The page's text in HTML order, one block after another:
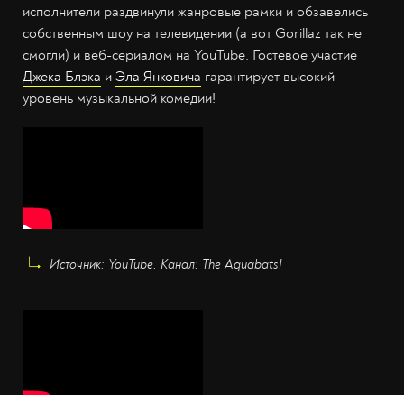
исполнители раздвинули жанровые рамки и обзавелись
собственным шоу на телевидении (а вот Gorillaz так не
смогли) и веб-сериалом на YouTube. Гостевое участие
Джека Блэка и Эла Янковича гарантирует высокий
уровень музыкальной комедии!
Источник: YouTube. Канал: The Aquabats!